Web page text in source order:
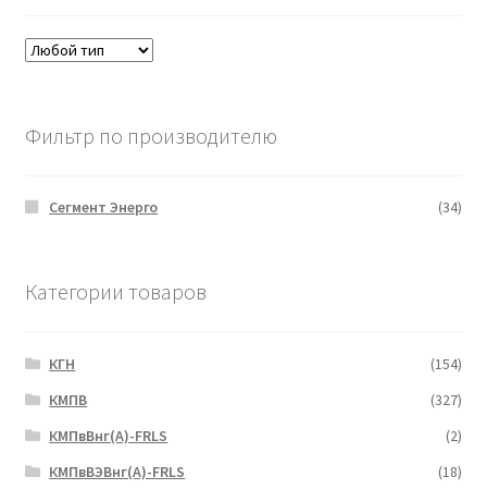
Фильтр по производителю
Сегмент Энерго (34)
Категории товаров
КГН
(154)
КМПВ
(327)
КМПвВнг(А)-FRLS
(2)
КМПвВЭВнг(А)-FRLS
(18)